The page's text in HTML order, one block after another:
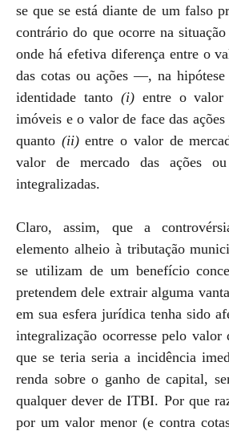
se que se está diante de um falso
contrário do que ocorre na
onde há efetiva diferença entre o
das cotas ou ações —, na hipótese
identidade tanto (i)entre o valor
imóveis e o valor de face das
quanto (ii)entre o valor de
valor de mercado das ações
integralizadas.
Claro, assim, que a
elemento alheio à tributação
se utilizam de um benefício
pretendem dele extrair alguma
em sua esfera jurídica tenha sido
integralização ocorresse pelo valor
que se teria seria a incidência
renda sobre o ganho de capital,
qualquer dever de ITBI. Por que
por um valor menor (e contra